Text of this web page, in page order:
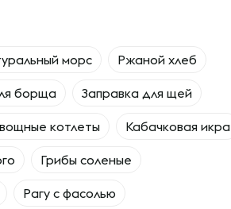
морс Ржаной хлеб
борща Заправка для щей
котлеты Кабачковая икра
Грибы соленые
Рагу с фасолью